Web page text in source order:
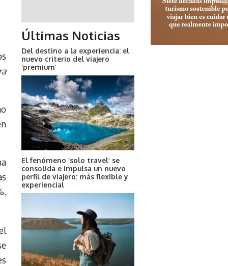
Últimas Noticias
Del destino a la experiencia: el
nuevo criterio del viajero
‘premium’
El fenómeno ‘solo travel’ se
consolida e impulsa un nuevo
perfil de viajero: más flexible y
experiencial